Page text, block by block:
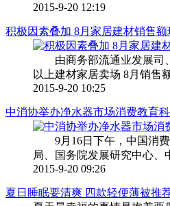
2015-9-20 12:19
积极因素叠加 8月家居建材销售
由商务部流通业发展司、
以上建材家居卖场 8月销售
2015-9-20 10:25
中消协举办净水器市场消费教育
9月16日下午，中国消费
局、国务院发展研究中心、
2015-9-20 09:26
夏日睡眠要清爽 四款轻便薄被推